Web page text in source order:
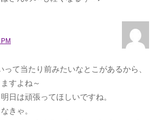
って当たり前みたいなとこがあるから、
すよね～
日は頑張ってほしいですね。
きゃ。